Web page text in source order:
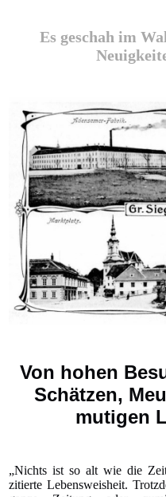
Es geschah im
Von hohen
Schätzen,
mutigen
„Nichts ist so alt wie die
zitierte Lebensweisheit.